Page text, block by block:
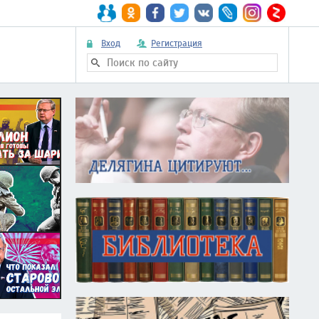
Вход Регистрация